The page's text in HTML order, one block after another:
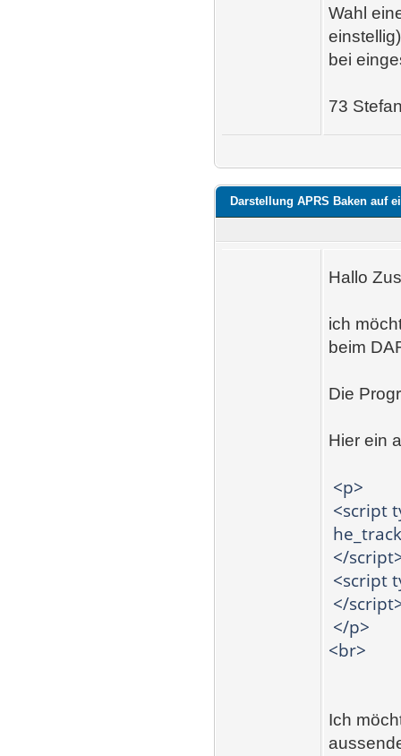
Wahl
bei
73
Darstellung APRS Baken auf
Hallo
ich
beim
Die
Hier ein
<p>
<script
</
<script
</
</p>
<br>
Ich